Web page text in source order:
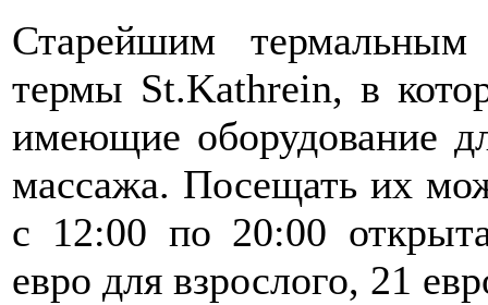
Старейшим термальным
термы St.Kathrein, в
имеющие оборудование
массажа. Посещать их
с 12:00 по 20:00
евро для взрослого, 21